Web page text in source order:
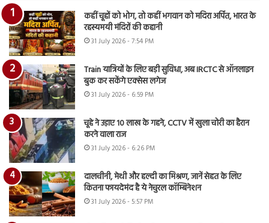
कहीं चूहों को भोग, तो कहीं भगवान को मदिरा अर्पित, भारत के
रहस्यमयी मंदिरों की कहानी
31 July 2026 - 7:54 PM
Train यात्रियों के लिए बड़ी सुविधा, अब IRCTC से ऑनलाइन
बुक कर सकेंगे एक्सेस लगेज
31 July 2026 - 6:59 PM
चूहे ने उड़ाए 10 लाख के गहने, CCTV में खुला चोरी का हैरान
करने वाला राज
31 July 2026 - 6:26 PM
दालचीनी, मेथी और हल्दी का मिश्रण, जानें सेहत के लिए
कितना फायदेमंद है ये नेचुरल कॉम्बिनेशन
31 July 2026 - 5:57 PM